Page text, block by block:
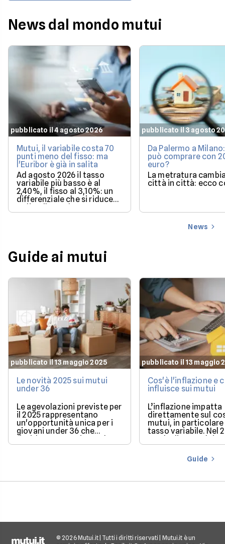
News dal mondo mutui
pubblicato il 4 agosto 2026
Mutui, il variabile costa 70
punti meno del fisso: ma
l'Euribor è già in salita
Ad agosto 2026 il tasso
variabile più basso è al
2,40%, il fisso al 3,10%: un
differenziale che si riduce
se l'Euribor sale come
previsto entro dicembre.
pubblicato il 3 agosto
Da Palermo a
può comprare con
euro?
La metratura
città in città: ecco
News
Guide ai mutui
pubblicato il 13 maggio 2025
Le novità 2025 sui mutui
under 36
Le agevolazioni previste per
il 2025 rappresentano
un'opportunità unica per i
giovani under 36 che
desiderano acquistare la
loro prima casa.
pubblicato il 13 maggio
Cos'è l'inflazione e
influisce sui mutui
L’inflazione impatta
direttamente sul
mutui, in particolare
tasso variabile. Nel
con la discesa dei
il mercato offre
più favorevoli per
finanziareGuide
© 2026 Mutui.it | Tutti i diritti riservati | Mutui.it è un